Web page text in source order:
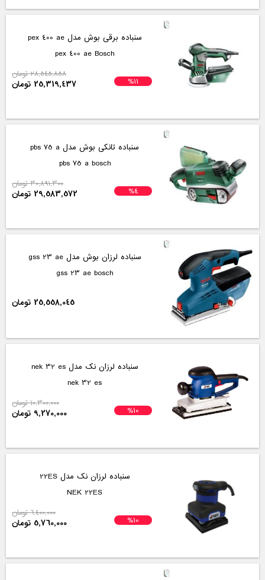
سنباده برقی بوش مدل pex 400 ae
pex 400 ae Bosch
%11
28,545,858 تومان
25,319,437 تومان
سنباده تانکی بوش مدل pbs 75 a
pbs 75 a bosch
%4
30,891,300 تومان
29,583,572 تومان
سنباده لرزان بوش مدل gss 23 ae
gss 23 ae bosch
25,558,045 تومان
سنباده لرزان نک مدل nek 32 es
nek 32 es
%10
10,300,000 تومان
9,270,000 تومان
سنباده لرزان نک مدل 22ES
NEK 22ES
%10
6,400,000 تومان
5,760,000 تومان